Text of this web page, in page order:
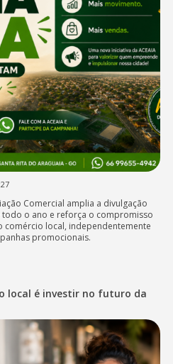
Comercial amplia a divulgação
o ano e reforça o compromisso
local, independentemente
promocionais.
local é investir no futuro da